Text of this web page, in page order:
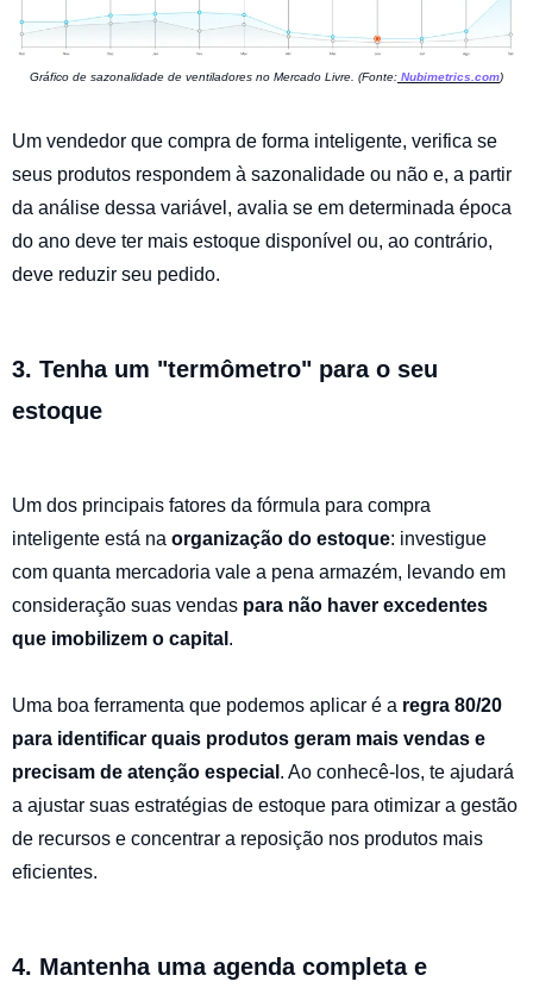
Gráfico de sazonalidade de ventiladores no Mercado Livre. (Fonte: Nubimetrics.com)
Um vendedor que compra de forma inteligente, verifica se
seus produtos respondem à sazonalidade ou não e, a partir
da análise dessa variável, avalia se em determinada época
do ano deve ter mais estoque disponível ou, ao contrário,
deve reduzir seu pedido.
3. Tenha um "termômetro" para o seu
estoque
Um dos principais fatores da fórmula para compra
inteligente está na organização do estoque: investigue
com quanta mercadoria vale a pena armazém, levando em
consideração suas vendas para não haver excedentes
que imobilizem o capital .
Uma boa ferramenta que podemos aplicar é a regra 80/20
para identificar quais produtos geram mais vendas e
precisam de atenção especial . Ao conhecê-los, te ajudará
a ajustar suas estratégias de estoque para otimizar a gestão
de recursos e concentrar a reposição nos produtos mais
eficientes.
4. Mantenha uma agenda completa e